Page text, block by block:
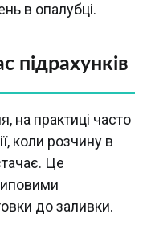
в опалубці.
підрахунків
на практиці часто
коли розчину в
Це
до заливки.